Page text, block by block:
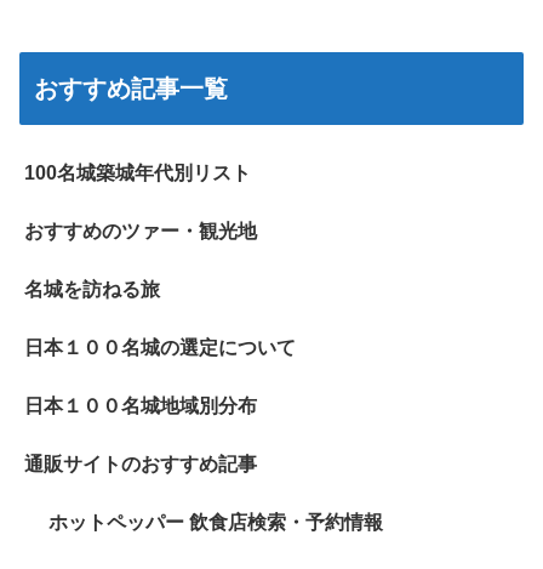
おすすめ記事一覧
100名城築城年代別リスト
おすすめのツァー・観光地
名城を訪ねる旅
日本１００名城の選定について
日本１００名城地域別分布
通販サイトのおすすめ記事
ホットペッパー 飲食店検索・予約情報